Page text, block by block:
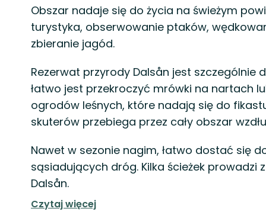
Obszar nadaje się do życia na świeżym
turystyka, obserwowanie ptaków,
zbieranie jagód.
Rezerwat przyrody Dalsån jest szczególnie
łatwo jest przekroczyć mrówki na nartach
ogrodów leśnych, które nadają się do
skuterów przebiega przez cały obszar
Nawet w sezonie nagim, łatwo dostać się
sąsiadujących dróg. Kilka ścieżek prowadzi
Dalsån.
Czytaj więcej